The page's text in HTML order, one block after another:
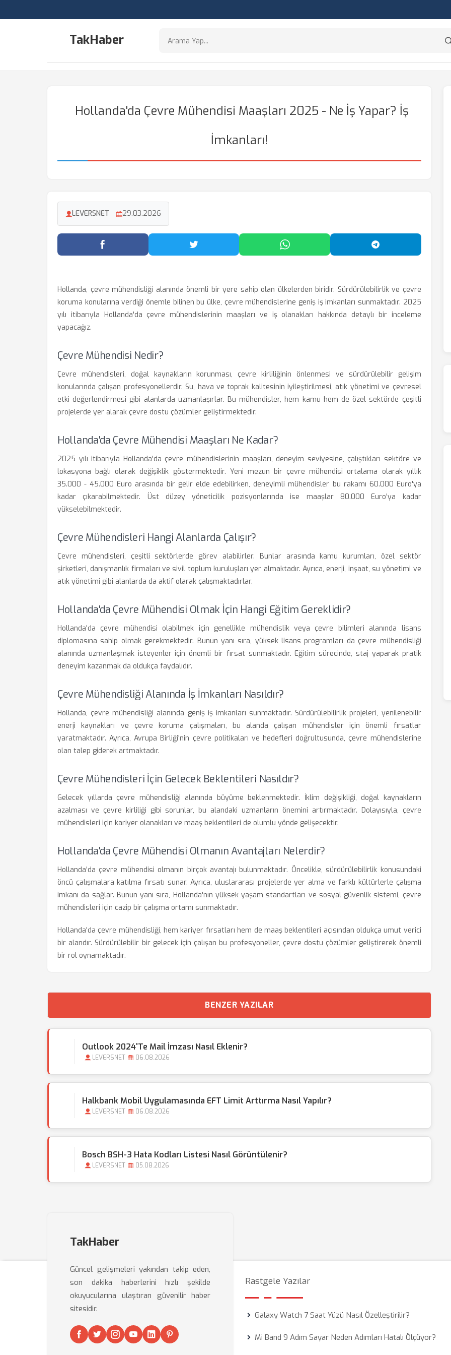
TakHaber
Hollanda'da Çevre Mühendisi Maaşları 2025 - Ne İş Yapar? İş
İmkanları!
LEVERSNET 29.03.2026
Facebook'ta Paylaş Twitter'da Paylaş WhatsApp'ta Paylaş Telegram'da
Hollanda, çevre mühendisliği alanında önemli bir yere sahip olan ülkelerden biridir. Sürdürülebilirlik ve çevre
koruma konularına verdiği önemle bilinen bu ülke, çevre mühendislerine geniş iş imkanları sunmaktadır. 2025
yılı itibarıyla Hollanda'da çevre mühendislerinin maaşları ve iş olanakları hakkında detaylı bir inceleme
yapacağız.
Çevre Mühendisi Nedir?
Çevre mühendisleri, doğal kaynakların korunması, çevre kirliliğinin önlenmesi ve sürdürülebilir gelişim
konularında çalışan profesyonellerdir. Su, hava ve toprak kalitesinin iyileştirilmesi, atık yönetimi ve çevresel
etki değerlendirmesi gibi alanlarda uzmanlaşırlar. Bu mühendisler, hem kamu hem de özel sektörde çeşitli
projelerde yer alarak çevre dostu çözümler geliştirmektedir.
Hollanda'da Çevre Mühendisi Maaşları Ne Kadar?
2025 yılı itibarıyla Hollanda'da çevre mühendislerinin maaşları, deneyim seviyesine, çalıştıkları sektöre ve
lokasyona bağlı olarak değişiklik göstermektedir. Yeni mezun bir çevre mühendisi ortalama olarak yıllık
35.000 - 45.000 Euro arasında bir gelir elde edebilirken, deneyimli mühendisler bu rakamı 60.000 Euro'ya
kadar çıkarabilmektedir. Üst düzey yöneticilik pozisyonlarında ise maaşlar 80.000 Euro'ya kadar
yükselebilmektedir.
Çevre Mühendisleri Hangi Alanlarda Çalışır?
Çevre mühendisleri, çeşitli sektörlerde görev alabilirler. Bunlar arasında kamu kurumları, özel sektör
şirketleri, danışmanlık firmaları ve sivil toplum kuruluşları yer almaktadır. Ayrıca, enerji, inşaat, su yönetimi ve
atık yönetimi gibi alanlarda da aktif olarak çalışmaktadırlar.
Hollanda'da Çevre Mühendisi Olmak İçin Hangi Eğitim Gereklidir?
Hollanda'da çevre mühendisi olabilmek için genellikle mühendislik veya çevre bilimleri alanında lisans
diplomasına sahip olmak gerekmektedir. Bunun yanı sıra, yüksek lisans programları da çevre mühendisliği
alanında uzmanlaşmak isteyenler için önemli bir fırsat sunmaktadır. Eğitim sürecinde, staj yaparak pratik
deneyim kazanmak da oldukça faydalıdır.
Çevre Mühendisliği Alanında İş İmkanları Nasıldır?
Hollanda, çevre mühendisliği alanında geniş iş imkanları sunmaktadır. Sürdürülebilirlik projeleri, yenilenebilir
enerji kaynakları ve çevre koruma çalışmaları, bu alanda çalışan mühendisler için önemli fırsatlar
yaratmaktadır. Ayrıca, Avrupa Birliği'nin çevre politikaları ve hedefleri doğrultusunda, çevre mühendislerine
olan talep giderek artmaktadır.
Çevre Mühendisleri İçin Gelecek Beklentileri Nasıldır?
Gelecek yıllarda çevre mühendisliği alanında büyüme beklenmektedir. İklim değişikliği, doğal kaynakların
azalması ve çevre kirliliği gibi sorunlar, bu alandaki uzmanların önemini artırmaktadır. Dolayısıyla, çevre
mühendisleri için kariyer olanakları ve maaş beklentileri de olumlu yönde gelişecektir.
Hollanda'da Çevre Mühendisi Olmanın Avantajları Nelerdir?
Hollanda'da çevre mühendisi olmanın birçok avantajı bulunmaktadır. Öncelikle, sürdürülebilirlik konusundaki
öncü çalışmalara katılma fırsatı sunar. Ayrıca, uluslararası projelerde yer alma ve farklı kültürlerle çalışma
imkanı da sağlar. Bunun yanı sıra, Hollanda'nın yüksek yaşam standartları ve sosyal güvenlik sistemi, çevre
mühendisleri için cazip bir çalışma ortamı sunmaktadır.
Hollanda'da çevre mühendisliği, hem kariyer fırsatları hem de maaş beklentileri açısından oldukça umut verici
bir alandır. Sürdürülebilir bir gelecek için çalışan bu profesyoneller, çevre dostu çözümler geliştirerek önemli
bir rol oynamaktadır.
BENZER YAZILAR
Outlook 2024'te Mail İmzası Nasıl Eklenir?
LEVERSNET 06.08.2026
Halkbank Mobil Uygulamasında EFT Limit Arttırma Nasıl Yapılır?
LEVERSNET 06.08.2026
Bosch BSH-3 Hata Kodları Listesi Nasıl Görüntülenir?
LEVERSNET 05.08.2026
TakHaber
Güncel gelişmeleri yakından takip eden,
son dakika haberlerini hızlı şekilde
okuyucularına ulaştıran güvenilir haber
sitesidir.
Rastgele Yazılar
Galaxy Watch 7 Saat Yüzü Nasıl Özelleştirilir?
Mi Band 9 Adım Sayar Neden Adımları Hatalı Ölçüyor?